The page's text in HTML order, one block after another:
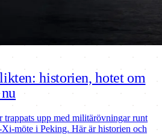
historien, hotet om
upp med militärövningar runt
möte i Peking. Här är historien och